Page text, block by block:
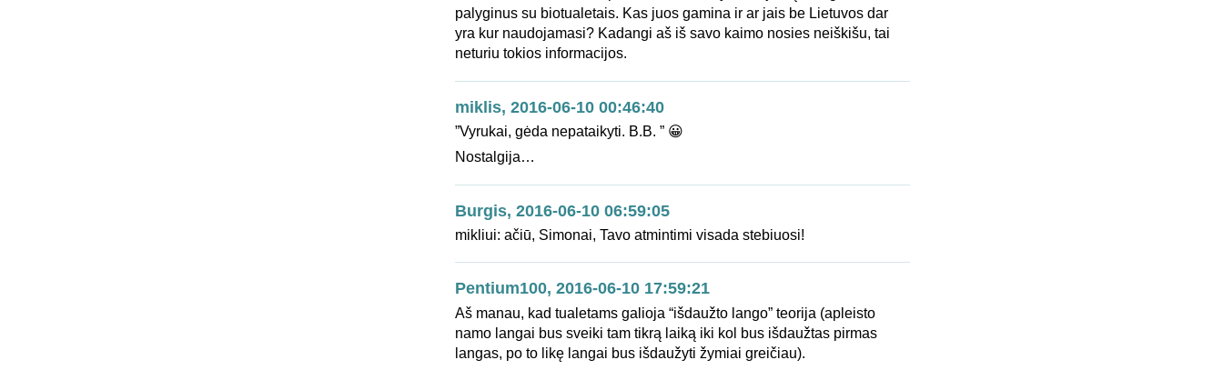
palyginus su biotualetais. Kas juos gamina ir ar jais be Lietuvos dar
yra kur naudojamasi? Kadangi aš iš savo kaimo nosies neiškišu, tai
neturiu tokios informacijos.
miklis, 2016-06-10 00:46:40
”Vyrukai, gėda nepataikyti. B.B. ” 😀
Nostalgija…
Burgis, 2016-06-10 06:59:05
mikliui: ačiū, Simonai, Tavo atmintimi visada stebiuosi!
Pentium100, 2016-06-10 17:59:21
Aš manau, kad tualetams galioja “išdaužto lango” teorija (apleisto
namo langai bus sveiki tam tikrą laiką iki kol bus išdaužtas pirmas
langas, po to likę langai bus išdaužyti žymiai greičiau).